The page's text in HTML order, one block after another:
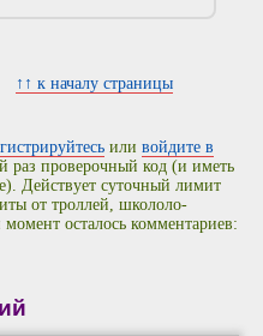
↑↑ к началу страницы
иливойдите в
раз проверочный код (и иметь
Действует суточный лимит
от троллей, школоло-
осталось комментариев: